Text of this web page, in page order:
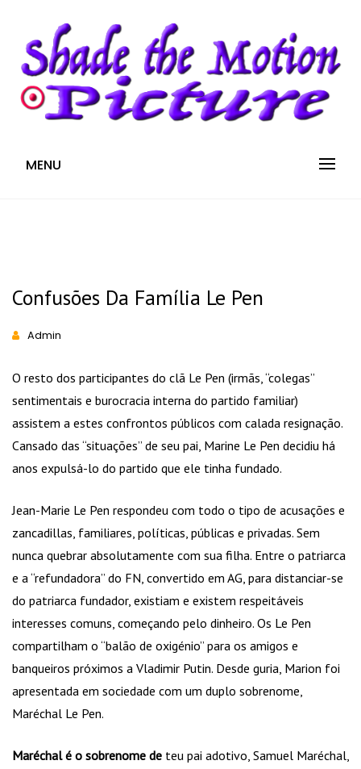
SHADE THE MOTION
MENU
Confusões Da Família Le Pen
Admin
O resto dos participantes do clã Le Pen (irmãs, “colegas”
sentimentais e burocracia interna do partido familiar)
assistem a estes confrontos públicos com calada resignação.
Cansado das “situações” de seu pai, Marine Le Pen decidiu há
anos expulsá-lo do partido que ele tinha fundado.
Jean-Marie Le Pen respondeu com todo o tipo de acusações e
zancadillas, familiares, políticas, públicas e privadas. Sem
nunca quebrar absolutamente com sua filha. Entre o patriarca
e a “refundadora” do FN, convertido em AG, para distanciar-se
do patriarca fundador, existiam e existem respeitáveis
interesses comuns, começando pelo dinheiro. Os Le Pen
compartilham o “balão de oxigénio” para os amigos e
banqueiros próximos a Vladimir Putin. Desde guria, Marion foi
apresentada em sociedade com um duplo sobrenome,
Maréchal Le Pen.
Maréchal é o sobrenome de teu pai adotivo, Samuel Maréchal,